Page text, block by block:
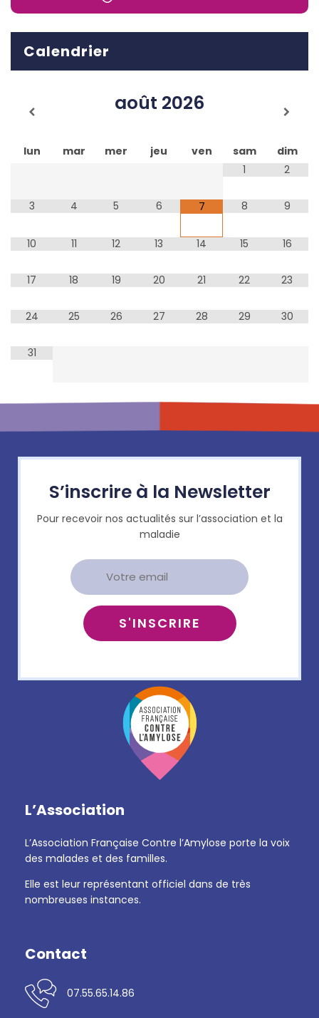
Calendrier
août 2026
lun mar mer jeu ven sam
dim
1
2
3 4 5 6 7 8 9
10 11 12 13 14 15 16
17 18 19 20 21 22 23
24 25 26 27 28 29 30
31
S’inscrire à la Newsletter
Pour recevoir nos actualités sur l’association et la
maladie
L’Association
L’Association Française Contre l’Amylose porte la voix
des malades et des familles.
Elle est leur représentant officiel dans de très
nombreuses instances.
Contact
07.55.65.14.86